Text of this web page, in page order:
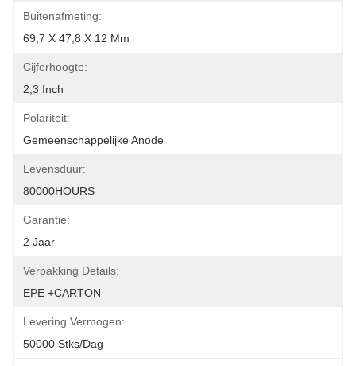
Buitenafmeting:
69,7 X 47,8 X 12 Mm
Cijferhoogte:
2,3 Inch
Polariteit:
Gemeenschappelijke Anode
Levensduur:
80000HOURS
Garantie:
2 Jaar
Verpakking Details:
EPE +CARTON
Levering Vermogen:
50000 Stks/dag